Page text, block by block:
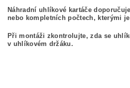
Náhradní uhlíkové kartáče
nebo kompletních počtech, kterými
Při montáži zkontrolujte, zda se
v uhlíkovém držáku.